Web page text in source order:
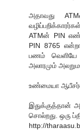
அதாவது
ATMன் PIN
PIN 8765
பணம் வெளியே
அலாரமும்
உண்மையா
இதுக்குத்தான்
சொல்றது. ஒரு
http://